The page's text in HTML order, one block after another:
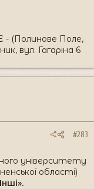
- (Полинове Поле,
вул. Гагаріна 6
#283
університету
області)